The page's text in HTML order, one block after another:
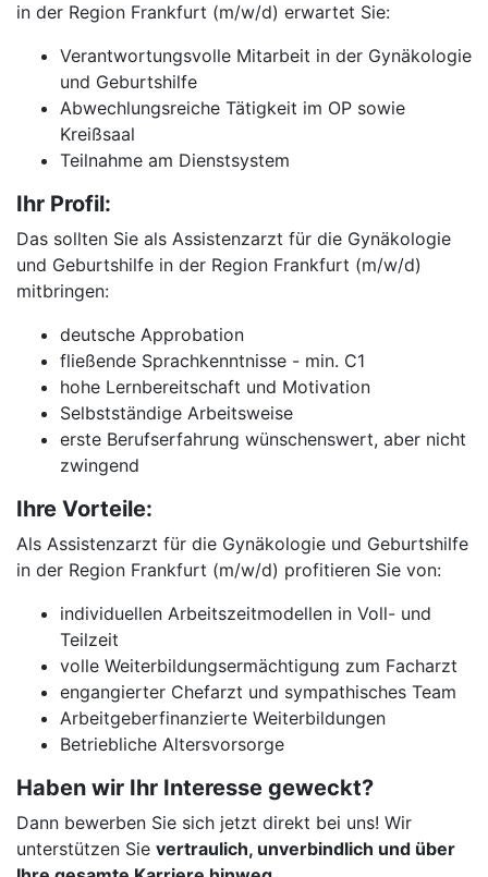
in der Region Frankfurt (m/w/d) erwartet Sie:
Verantwortungsvolle Mitarbeit in der Gynäkologie
und Geburtshilfe
Abwechlungsreiche Tätigkeit im OP sowie
Kreißsaal
Teilnahme am Dienstsystem
Ihr Profil:
Das sollten Sie als Assistenzarzt für die Gynäkologie
und Geburtshilfe in der Region Frankfurt (m/w/d)
mitbringen:
deutsche Approbation
fließende Sprachkenntnisse - min. C1
hohe Lernbereitschaft und Motivation
Selbstständige Arbeitsweise
erste Berufserfahrung wünschenswert, aber nicht
zwingend
Ihre Vorteile:
Als Assistenzarzt für die Gynäkologie und Geburtshilfe
in der Region Frankfurt (m/w/d) profitieren Sie von:
individuellen Arbeitszeitmodellen in Voll- und
Teilzeit
volle Weiterbildungsermächtigung zum Facharzt
engangierter Chefarzt und sympathisches Team
Arbeitgeberfinanzierte Weiterbildungen
Betriebliche Altersvorsorge
Haben wir Ihr Interesse geweckt?
Dann bewerben Sie sich jetzt direkt bei uns! Wir
unterstützen Sie vertraulich, unverbindlich und über